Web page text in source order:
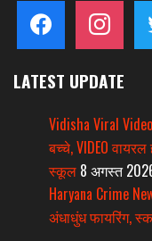
facebook instagram
LATEST UPDATE
Vidisha Viral
बच्चे, VIDEO वायरल
स्कूल 8 अगस्त
Haryana Crime
अंधाधुंध फायरिंग,